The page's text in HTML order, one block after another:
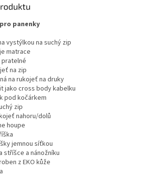
panenky
vystýlkou na suchý zip
matrace
pratelné
na zip
na rukojeť na druky
jako cross body kabelku
pod kočárkem
zip
nahoru/dolů
houpe
jemnou síťkou
stříšce a nánožníku
z EKO kůže